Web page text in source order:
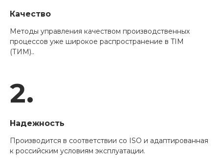
Качество
Методы управления качеством производственных
процессов уже широкое распространение в TIM
(ТИМ)..
2.
Надежность
Производится в соответствии со ISO и адаптированная
к российским условиям эксплуатации.